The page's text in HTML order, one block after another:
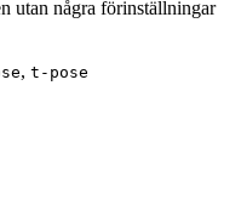
utan några förinställningar
, t-pose